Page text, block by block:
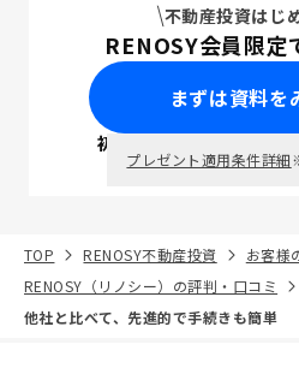
不動産投資はじ
RENOSY会員限定
まずは資料を
初回面談で ポイ
プレゼント適用条件詳細
TOP RENOSY不動産投資
お客様
RENOSY（リノシー）の評判・口コミ
他社と比べて、先進的で手続きも簡単